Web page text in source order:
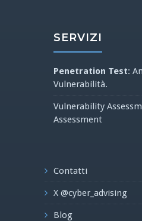
SERVIZI
Penetration Test:
Vulnerabilità.
Vulnerability
Assessment
Contatti
X @cyber_advising
Blog